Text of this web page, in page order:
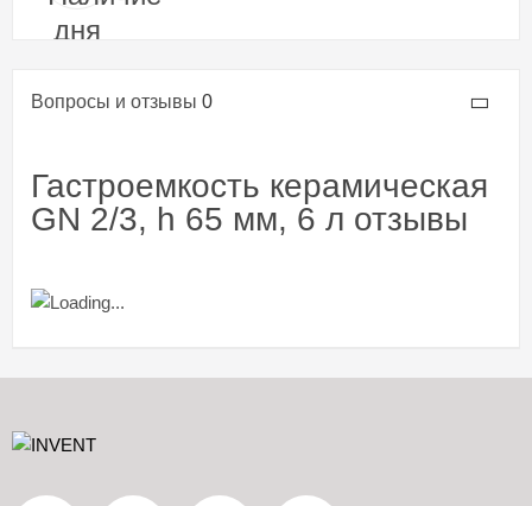
Вопросы и отзывы 0
Гастроемкость керамическая
GN 2/3, h 65 мм, 6 л отзывы